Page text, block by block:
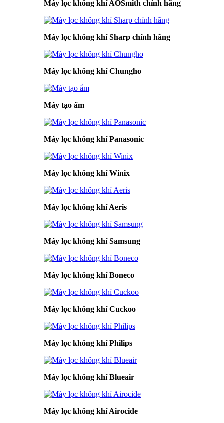
Máy lọc không khí AOSmith chính hãng
Máy lọc không khí Sharp chính hãng
Máy lọc không khí Chungho
Máy tạo ẩm
Máy lọc không khí Panasonic
Máy lọc không khí Winix
Máy lọc không khí Aeris
Máy lọc không khí Samsung
Máy lọc không khí Boneco
Máy lọc không khí Cuckoo
Máy lọc không khí Philips
Máy lọc không khí Blueair
Máy lọc không khí Airocide